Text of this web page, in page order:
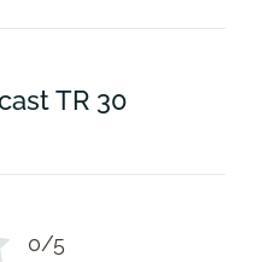
TR 30
0/5